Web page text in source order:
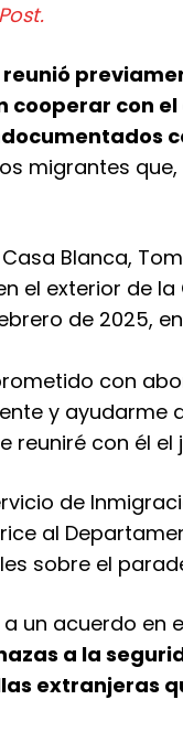
reunió
cooperar con
migrantes
con
y ayudarme
reuniré con él
de
al
sobre el
a un acuerdo
a la
extranjeras